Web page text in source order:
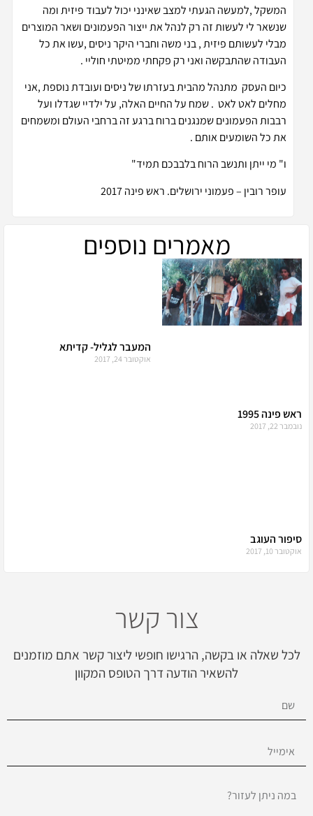
המשקל ,למעשה הגעתי למצב שאינני יכול לעבוד פיזית ומה
שנשאר לי לעשות זה רק לנהל את ייצור הפעמונים ושאר המוצרים
מבלי לעשותם פיזית , בני משה וחברי היקר ניסים ,עשו את כל
העבודה שהתבקשה ואני רק פקחתי ממיטתי חוליי .
כיום העסק מתנהל מהבית בעזרתו של ניסים ועובדת נוספת ,אני
מחלים לאט לאט . שמח על החיים האלה, על ילדיי שגדלו ועל
רבבות הפעמונים שמנגנים ברוח ברגע זה ברחבי העולם ומשמחים
את כל השומעים אותם .
ו" מי ייתן ותנשב הרוח בלבבכם תמיד"
עופר רובין – פעמוני ירושלים. ראש פינה 2017
מאמרים נוספים
ראש פינה 1995
נובמבר 22, 2017
המעבר לגליל- קדיתא
אוקטובר 24, 2017
סיפור העוגב
אוקטובר 10, 2017
צור קשר
לכל שאלה או בקשה, הרגישו חופשי ליצור קשר אתם מוזמנים
להשאיר הודעה דרך הטופס המקוון